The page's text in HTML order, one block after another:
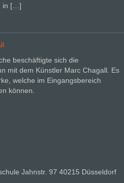
in […]
beschäftigte sich die
mit dem Künstler Marc Chagall. Es
welche im Eingangsbereich
können.
Jahnstr. 97 40215 Düsseldorf